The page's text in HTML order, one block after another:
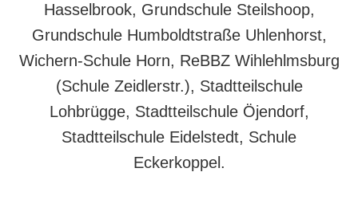
Hasselbrook, Grundschule Steilshoop,
Grundschule Humboldtstraße Uhlenhorst,
Wichern-Schule Horn, ReBBZ Wihlehlmsburg
(Schule Zeidlerstr.), Stadtteilschule
Lohbrügge, Stadtteilschule Öjendorf,
Stadtteilschule Eidelstedt, Schule
Eckerkoppel.